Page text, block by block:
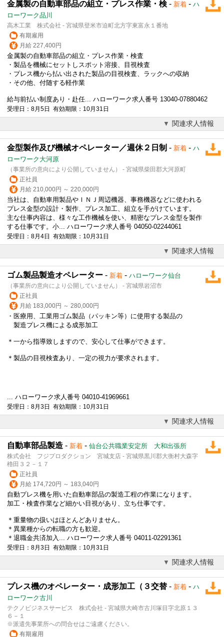
金属製の自動車部品の組立・プレス作業・検 - 新着 - ハ
ローワーク品川
高木工業 株式会社 - 宮城県登米市迫町北方字東富永１番地
有期雇用
月給 227,400円
金属製の自動車部品の組立・ プレス作業・検査
・製品を機械にセットしスポット溶接、目視検査
・ プレス機から払い出された製品の目視検査、ラックへの収納
・その他、付随する軽作業
給与前払い制度あり・赴任... ハローワーク求人番号 13040-07880462
受理日：8月5日 有効期限：10月31日
関連求人情報
金型製作及び機械オペレーター／週休２日制 - 新着 - ハ
ローワーク大河原
（事業所の意向により公開していません） - 宮城県柴田郡大河原町
正社員
月給 210,000円 ～ 220,000円
当社は、自動車用製品やＩＮＪ周辺機器、事務機器などに使われる
プレス金型の設計・製作、 プレス 加工、組立を手がけています。
主な仕事内容は、様々な工作機械を使い、精密なプレス金型を製作
する仕事です。小... ハローワーク求人番号 04050-02244061
受理日：8月4日 有効期限：10月31日
関連求人情報
ゴム製品製造オペレーター - 新着 - ハローワーク仙台
（事業所の意向により公開していません） - 宮城県岩沼市
正社員
月給 183,000円 ～ 280,000円
・医療用、工業用ゴム製品（パッキン等）に使用する製品の
製造プレス機による成形加工
＊一から指導致しますので、安心して仕事ができます。
＊製品の目視検査あり、一定の視力が要求されます。
... ハローワーク求人番号 04010-41969661
受理日：8月3日 有効期限：10月31日
関連求人情報
自動車部品製造 - 新着 - 仙台公共職業安定所 大和出張所
株式会社 フジプロダクション 宮城支店 - 宮城県黒川郡大衡村大森字
櫓田３２－１７
正社員
月給 174,720円 ～ 183,040円
自動プレス機を用いた自動車部品の製造工程の作業になります。
加工・検査作業など細かい目視があり、立ち仕事です。
＊重量物の扱いはほとんどありません。
＊異業種からの転職の方も歓迎。
＊退職金共済加入... ハローワーク求人番号 04011-02291361
受理日：8月3日 有効期限：10月31日
関連求人情報
プレス機のオペレーター・成形加工（３交替 - 新着 - ハ
ローワーク古川
テクノビジネスサービス 株式会社 - 宮城県大崎市古川塚目字北原１３
６－１
※派遣先事業所への問合せはご遠慮ください。
有期雇用